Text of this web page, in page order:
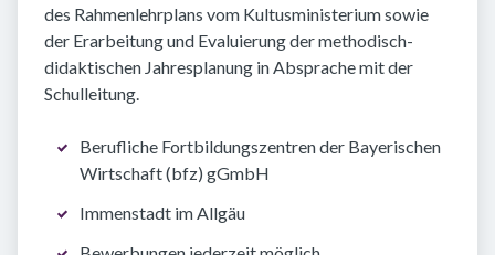
des Rahmenlehrplans vom Kultusministerium sowie
der Erarbeitung und Evaluierung der methodisch-
didaktischen Jahresplanung in Absprache mit der
Schulleitung.
Berufliche Fortbildungszentren der Bayerischen
Wirtschaft (bfz) gGmbH
Immenstadt im Allgäu